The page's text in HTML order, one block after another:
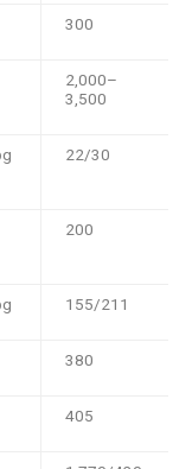
300
2,000–
3,500
22/30
200
155/211
380
405